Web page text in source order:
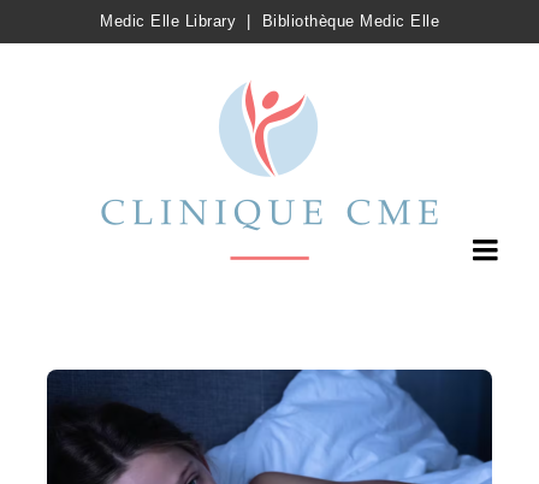
Medic Elle Library Bibliothèque Medic Elle